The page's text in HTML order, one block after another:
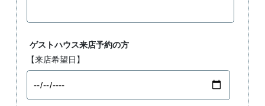
ゲストハウス来店予約の方
【来店希望日】